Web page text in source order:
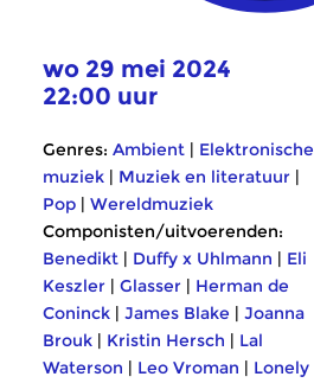
wo 29 mei 2024
22:00 uur
Genres: Ambient | Elektronische
muziek | Muziek en literatuur |
Pop | Wereldmuziek
Componisten/uitvoerenden:
Benedikt | Duffy x Uhlmann | Eli
Keszler | Glasser | Herman de
Coninck | James Blake | Joanna
Brouk | Kristin Hersch | Lal
Waterson | Leo Vroman | Lonely